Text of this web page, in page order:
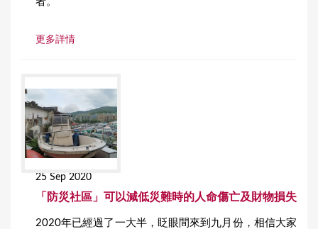
更多詳情
25 Sep 2020
「防災社區」可以減低災難時的人命傷亡及財物損失
2020年已經過了一大半，眨眼間來到九月份，相信大家